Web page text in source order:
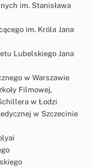
im. Stanisława
im. Króla Jana
Lubelskiego Jana
w Warszawie
Filmowej,
w Łodzi
w Szczecinie